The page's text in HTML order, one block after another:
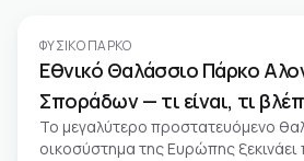
ΦΥΣΙΚΌ ΠΆΡΚΟ
Εθνικό Θαλάσσιο Πάρκο
Σποράδων — τι είναι, τι
Το μεγαλύτερο προστατευόμενο
οικοσύστημα της Ευρώπης ξεκινάει